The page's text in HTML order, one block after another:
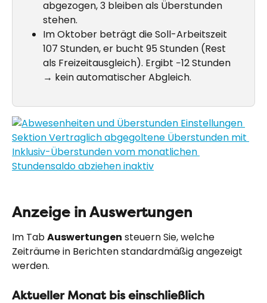
abgezogen, 3 bleiben als Überstunden
stehen.
Im Oktober beträgt die Soll-Arbeitszeit
107 Stunden, er bucht 95 Stunden (Rest
als Freizeitausgleich). Ergibt −12 Stunden
→ kein automatischer Abgleich.
Anzeige in Auswertungen
Im Tab Auswertungen steuern Sie, welche
Zeiträume in Berichten standardmäßig angezeigt
werden.
Aktueller Monat bis einschließlich